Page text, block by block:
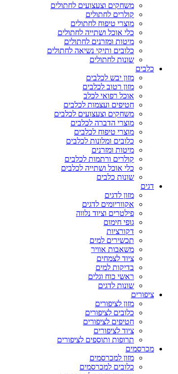
משחקים וצעצועים לחתולים
קולרים לחתולים
מוצרי טיפוח לחתולים
כלי אוכל ושתייה לחתולים
מיטות ומזרנים לחתולים
כלובים ותיקי נשיאה לחתולים
שונות לחתולים
כלבים
מזון יבש לכלבים
מזון רטוב לכלבים
אוכל רפואי לכלב
חטיפים ועצמות לכלבים
משחקים וצעצועים לכלבים
מוצרי הדברה לכלבים
מוצרי טיפוח לכלבים
כלובים ומלונות לכלבים
מיטות ומזרנים
קולרים ורתמות לכלבים
כלי אוכל ושתייה לכלבים
שונות כלבים
דגים
מזון לדגים
אקווריומים לדגים
פילטרים וציוד נלווה
גופי חימום
דקורציות
תכשירים למים
משאבות אוויר
ציוד לצמחים
בדיקות למים
ראשי כוח וגלים
שונות לדגים
ציפורים
מזון לציפורים
כלובים לציפורים
חטיפים לציפורים
ציוד לציפורים
תרופות ותוספים לציפורים
מכרסמים
מזון למכרסמים
כלובים למכרסמים